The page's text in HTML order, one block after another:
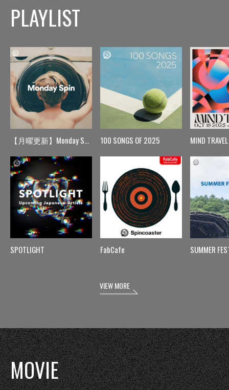
PLAYLIST
【月曜更新】Monday Spin
SPOTLIGHT
100 SONGS OF 2025
FabCafe
MIND TRAVEL
SUMMER
VIEW MORE
MOVIE